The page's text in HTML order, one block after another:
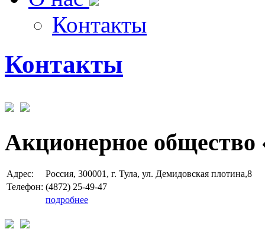
Контакты
Контакты
Акционерное общество
Адрес:
Россия, 300001, г. Тула, ул. Демидовская плотина,8
Телефон: (4872) 25-49-47
подробнее